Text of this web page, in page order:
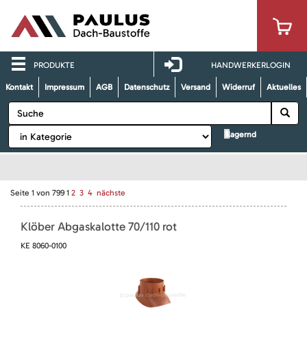
PRODUKTE HANDWERKERLOGIN
Kontakt Impressum AGB Datenschutz Versand Widerruf Aktuelles
lagernd
Seite 1 von 799 1 2 3 4 nächste
Klöber Abgaskalotte 70/110 rot
KE 8060-0100